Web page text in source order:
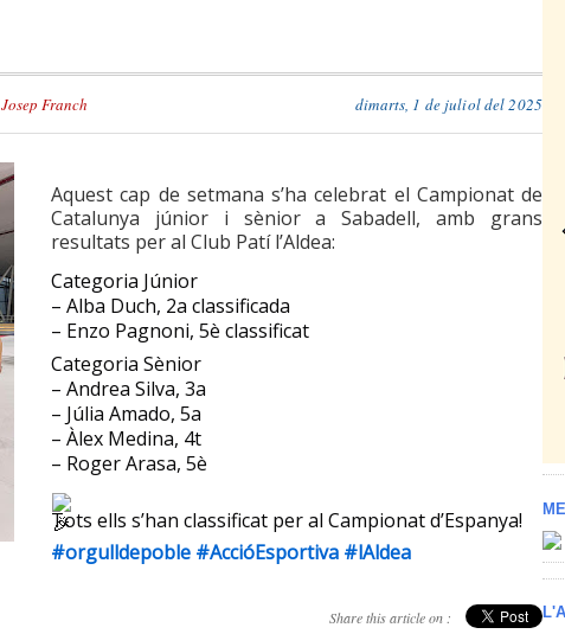
dimarts, 1 de juliol del 2025
Josep Franch
Aquest cap de setmana s’ha celebrat el Campionat de
Catalunya júnior i sènior a Sabadell, amb grans
resultats per al Club Patí l’Aldea:
Categoria Júnior
– Alba Duch, 2a classificada
– Enzo Pagnoni, 5è classificat
Categoria Sènior
– Andrea Silva, 3a
– Júlia Amado, 5a
– Àlex Medina, 4t
– Roger Arasa, 5è
Tots ells s’han classificat per al Campionat d’Espanya!
#orgulldepoble #AccióEsportiva #lAldea
Share this article on :